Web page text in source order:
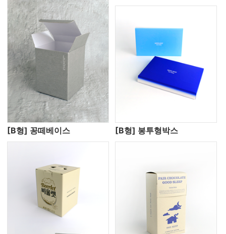
[B형] 꽁떼베이스 [B형] 봉투형박스